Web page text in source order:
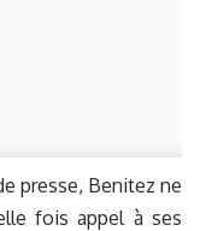
presse, Benitez ne
fois appel à ses